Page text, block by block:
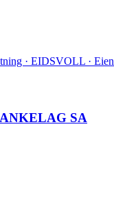
· EIDSVOLL ·
SA